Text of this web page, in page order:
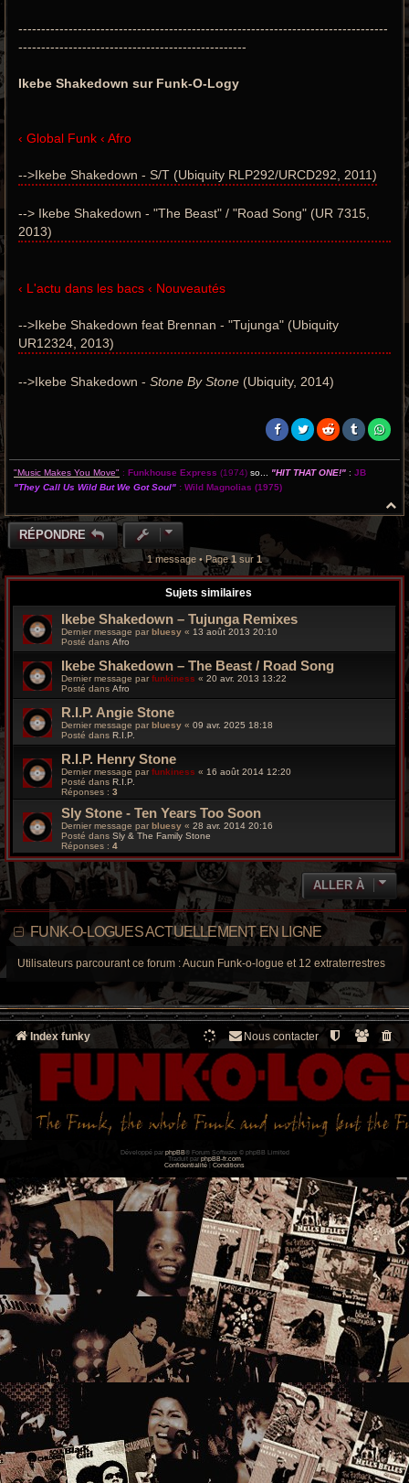
---------------------------------------------------------------------------------
--------------------------------------------------
Ikebe Shakedown sur Funk-O-Logy
‹ Global Funk ‹ Afro
-->Ikebe Shakedown - S/T (Ubiquity RLP292/URCD292, 2011)
--> Ikebe Shakedown - "The Beast" / "Road Song" (UR 7315,
2013)
‹ L'actu dans les bacs ‹ Nouveautés
-->Ikebe Shakedown feat Brennan - "Tujunga" (Ubiquity
UR12324, 2013)
-->Ikebe Shakedown - Stone By Stone (Ubiquity, 2014)
"Music Makes You Move" : Funkhouse Express (1974) so... "HIT THAT ONE!" : JB
"They Call Us Wild But We Got Soul" : Wild Magnolias (1975)
H
a
RÉPONDRE
1 message • Page1 sur 1
Sujets similaires
Ikebe Shakedown – Tujunga Remixes
Dernier message par bluesy « 13 août 2013 20:10
Posté dans Afro
Ikebe Shakedown – The Beast / Road Song
Dernier message parfunkiness « 20 avr. 2013 13:22
Posté dans Afro
R.I.P. Angie Stone
Dernier message par bluesy « 09 avr. 2025 18:18
Posté dans R.I.P.
R.I.P. Henry Stone
Dernier message parfunkiness « 16 août 2014 12:20
Posté dans R.I.P.
Réponses : 3
Sly Stone - Ten Years Too Soon
Dernier message par bluesy « 28 avr. 2014 20:16
Posté dans Sly & The Family Stone
Réponses : 4
ALLER À
FUNK-O-LOGUES ACTUELLEMENT EN LIGNE
Utilisateurs parcourant ce forum : Aucun Funk-o-logue et 12 extraterrestres
Index funky Nous contacter
Développé par phpBB® Forum Software © phpBB Limited
Traduit par phpBB-fr.com
Confidentialité
Conditions